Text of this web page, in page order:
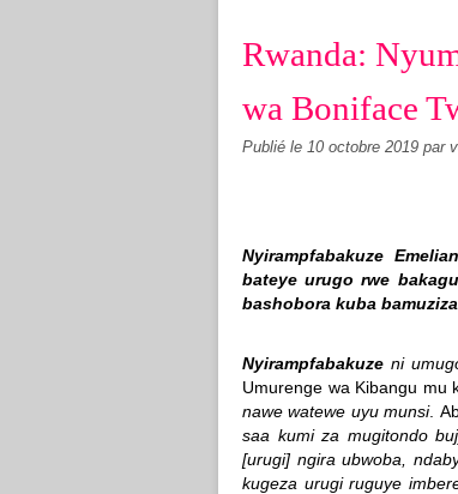
Rwanda:
wa Boniface
Publié le 10 octobre 2019 par
Nyirampfabakuze
bateye urugo rwe
bashobora kuba
Nyirampfabakuze ni
Umurenge wa Kibangu mu
nawe watewe uyu munsi.
saa kumi za mugitondo
[urugi] ngira ubwoba,
kugeza urugi ruguye